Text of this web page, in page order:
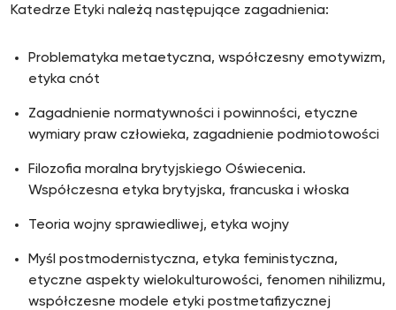
Katedrze Etyki należą następujące zagadnienia:
Problematyka metaetyczna, współczesny emotywizm,
etyka cnót
Zagadnienie normatywności i powinności, etyczne
wymiary praw człowieka, zagadnienie podmiotowości
Filozofia moralna brytyjskiego Oświecenia.
Współczesna etyka brytyjska, francuska i włoska
Teoria wojny sprawiedliwej, etyka wojny
Myśl postmodernistyczna, etyka feministyczna,
etyczne aspekty wielokulturowości, fenomen nihilizmu,
współczesne modele etyki postmetafizycznej